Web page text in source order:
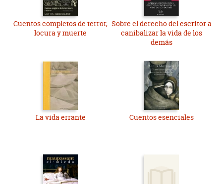
Cuentos completos de terror,
locura y muerte
Sobre el derecho del escritor a
canibalizar la vida de los
demás
La vida errante Cuentos esenciales